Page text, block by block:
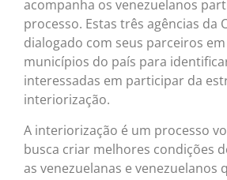
acompanha os venezuelanos
processo. Estas três agências da
dialogado com seus parceiros
municípios do país para
interessadas em participar da
interiorização.
A interiorização é um processo
busca criar melhores condições
as venezuelanas e venezuelanos